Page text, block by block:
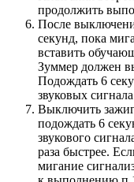
продолжить
После
секунд, пока
вставить
Зуммер должен
Подождать 6
звуковых
Выключить
подождать 6
звукового
раза быстрее.
мигание